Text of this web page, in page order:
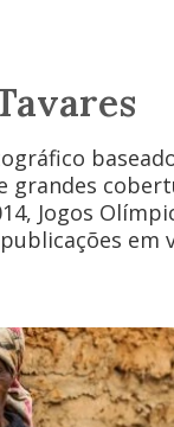
grandes
Jogos
em